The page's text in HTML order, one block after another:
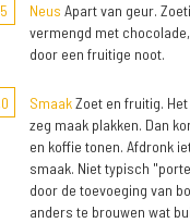
Neus Apart van geur.
vermengd met
door een fruitige noot.
SmaakZoet en fruitig.
zeg maak plakken. Dan
en koffie tonen. Afdronk
smaak. Niet typisch
door de toevoeging van
anders te brouwen wat